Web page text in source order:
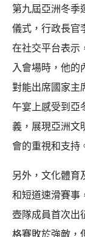
第九屆亞洲冬季
儀式，行政長官
在社交平台表示
入會場時，他的
對能出席國家主
午宴上感受到亞
義，展現亞洲文
會的重視和支持
另外，文化體育
和短道速滑賽事
壺隊成員首次出
格賽敗於強敵，